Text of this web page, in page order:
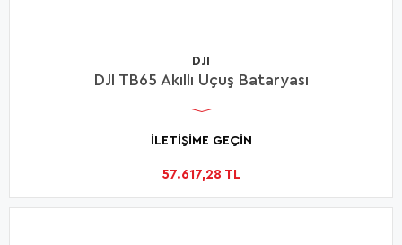
DJI
DJI TB65 Akıllı Uçuş Bataryası
57.617,28 TL
İLETİŞİME GEÇİN